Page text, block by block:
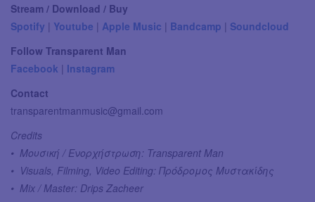
Stream / Download / Buy
Spotify | Youtube | Apple Music | Bandcamp | Soundcloud
Follow Transparent Man
Facebook | Instagram
Contact
transparentmanmusic@gmail.com
Credits
• Μουσική / Ενορχήστρωση: Transparent Man
• Visuals, Filming, Video Editing: Πρόδρομος Μυστακίδης
• Mix / Master: Drips Zacheer